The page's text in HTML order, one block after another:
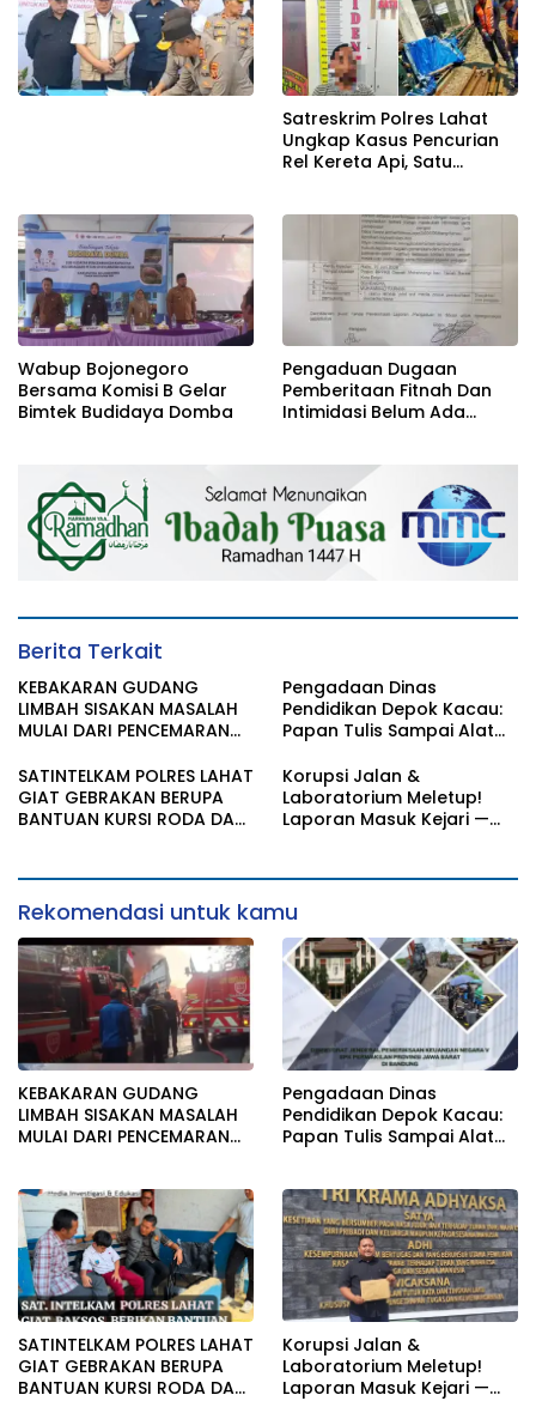
Satreskrim Polres Lahat
Ungkap Kasus Pencurian
Rel Kereta Api, Satu
Wabup Bojonegoro
Bersama Komisi B Gelar
Bimtek Budidaya Domba
Pengaduan Dugaan
Pemberitaan Fitnah Dan
Intimidasi Belum Ada
Diminta Turun Tangan
Berita Terkait
KEBAKARAN GUDANG
LIMBAH SISAKAN MASALAH
MULAI DARI PENCEMARAN
TERSEBUT TAK KANTONGI
IZIN LINGKUNGAN
Pengadaan Dinas
Pendidikan Depok Kacau:
Papan Tulis Sampai Alat
Aturan, Harga
Disembunyikan!
SATINTELKAM POLRES LAHAT
GIAT GEBRAKAN BERUPA
BANTUAN KURSI RODA DAN
Korupsi Jalan &
Laboratorium Meletup!
Laporan Masuk Kejari —
Rekomendasi untuk kamu
KEBAKARAN GUDANG
LIMBAH SISAKAN MASALAH
MULAI DARI PENCEMARAN
IZIN LINGKUNGAN
Pengadaan Dinas
Pendidikan Depok Kacau:
Papan Tulis Sampai Alat
Disembunyikan!
SATINTELKAM POLRES LAHAT
GIAT GEBRAKAN BERUPA
BANTUAN KURSI RODA DAN
Korupsi Jalan &
Laboratorium Meletup!
Laporan Masuk Kejari —